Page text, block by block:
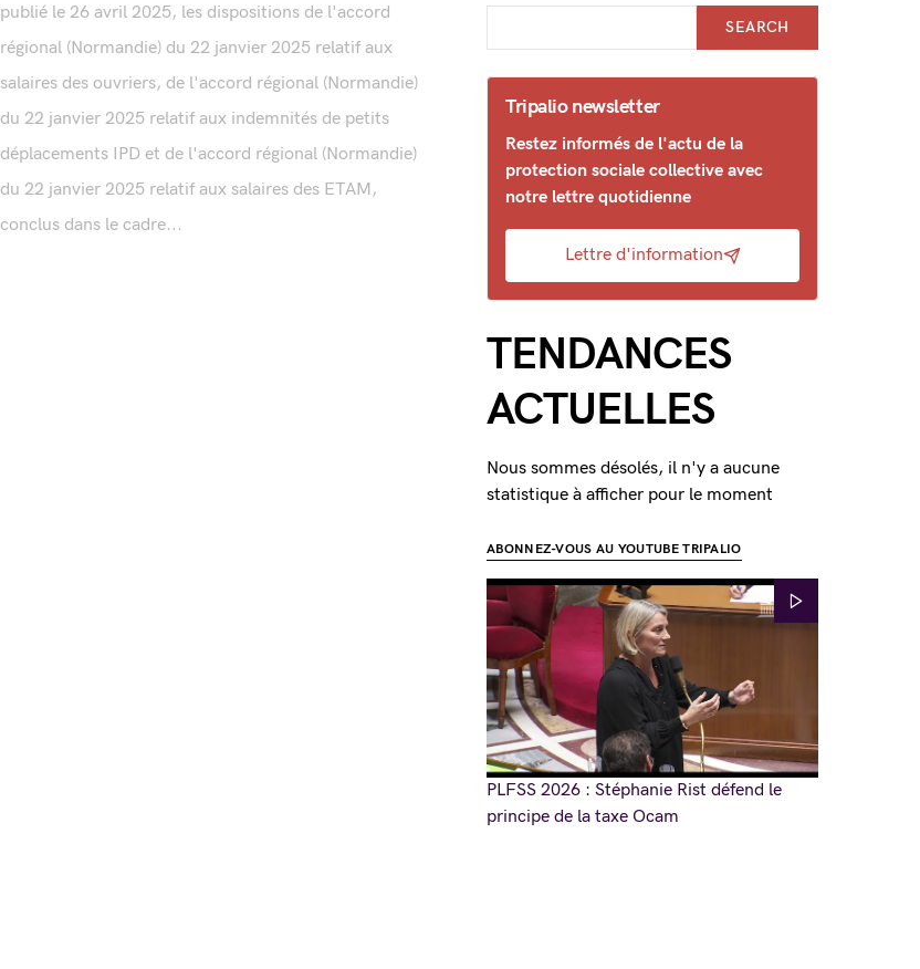
publié le 26 avril 2025, les dispositions de l'accord
régional (Normandie) du 22 janvier 2025 relatif aux
salaires des ouvriers, de l'accord régional (Normandie)
du 22 janvier 2025 relatif aux indemnités de petits
déplacements IPD et de l'accord régional (Normandie)
du 22 janvier 2025 relatif aux salaires des ETAM,
conclus dans le cadre...
SEARCH
Tripalio newsletter
Restez informés de l'actu de la
protection sociale collective avec
notre lettre quotidienne
Lettre d'information
TENDANCES
ACTUELLES
Nous sommes désolés, il n'y a aucune
statistique à afficher pour le moment
ABONNEZ-VOUS AU YOUTUBE TRIPALIO
PLFSS 2026 : Stéphanie Rist défend le
principe de la taxe Ocam